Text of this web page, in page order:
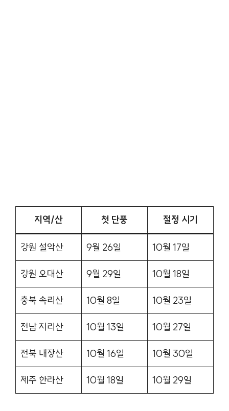
지역/산 첫 단풍 절정 시기
강원 설악산 9월 26일 10월 17일
강원 오대산 9월 29일 10월 18일
충북 속리산 10월 8일 10월 23일
전남 지리산 10월 13일 10월 27일
전북 내장산 10월 16일 10월 30일
제주 한라산 10월 18일 10월 29일